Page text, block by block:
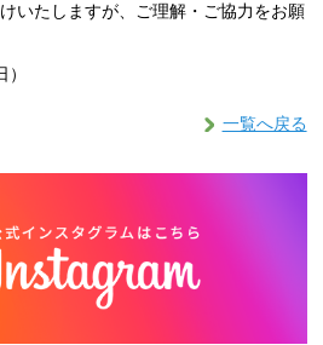
いたしますが、ご理解・ご協力をお願
一覧へ戻る